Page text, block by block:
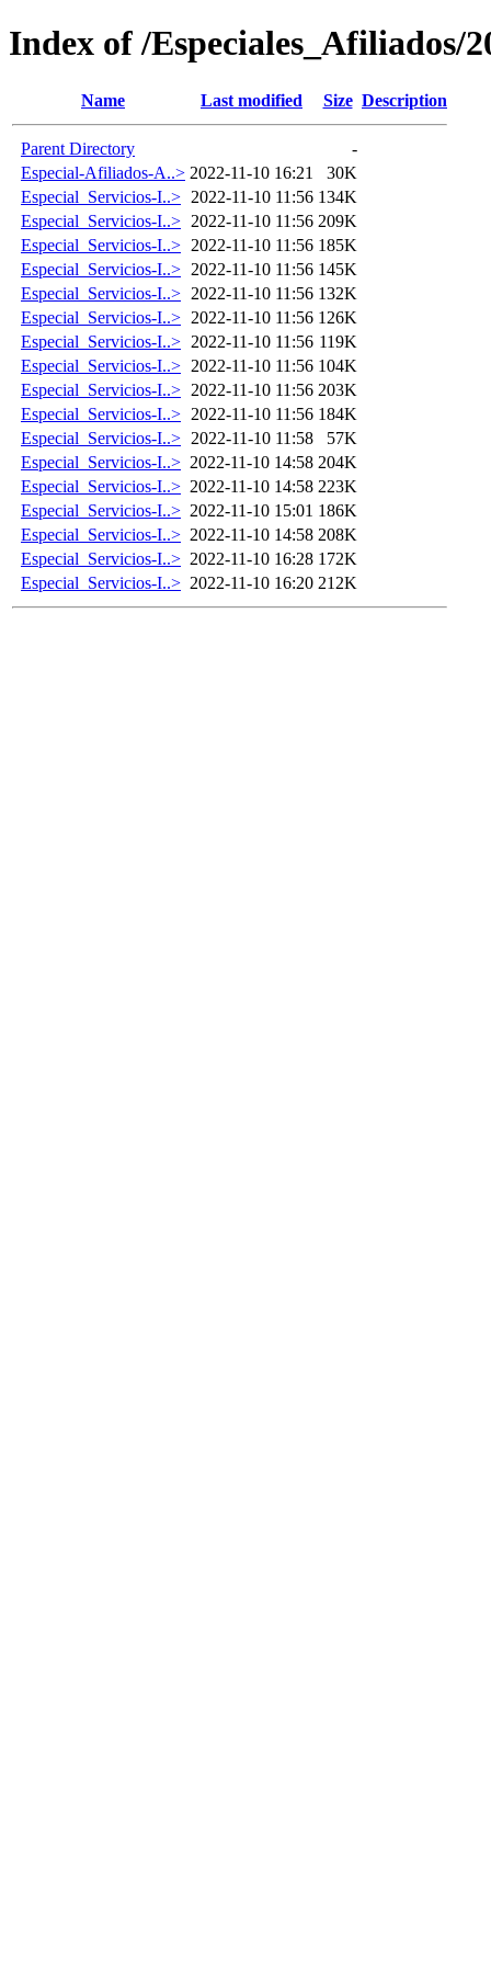
Index of /Especiales_Afiliados/
Name Last modified Size Description
Parent Directory
-
Especial-Afiliados-A..> 2022-11-10 16:21
30K
Especial_Servicios-I..> 2022-11-10 11:56 134K
Especial_Servicios-I..> 2022-11-10 11:56 209K
Especial_Servicios-I..> 2022-11-10 11:56 185K
Especial_Servicios-I..> 2022-11-10 11:56 145K
Especial_Servicios-I..> 2022-11-10 11:56 132K
Especial_Servicios-I..> 2022-11-10 11:56 126K
Especial_Servicios-I..> 2022-11-10 11:56 119K
Especial_Servicios-I..> 2022-11-10 11:56 104K
Especial_Servicios-I..> 2022-11-10 11:56 203K
Especial_Servicios-I..> 2022-11-10 11:56 184K
Especial_Servicios-I..> 2022-11-10 11:58
57K
Especial_Servicios-I..> 2022-11-10 14:58 204K
Especial_Servicios-I..> 2022-11-10 14:58 223K
Especial_Servicios-I..> 2022-11-10 15:01 186K
Especial_Servicios-I..> 2022-11-10 14:58 208K
Especial_Servicios-I..> 2022-11-10 16:28 172K
Especial_Servicios-I..> 2022-11-10 16:20 212K